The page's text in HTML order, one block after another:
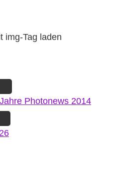
Photonews 2014